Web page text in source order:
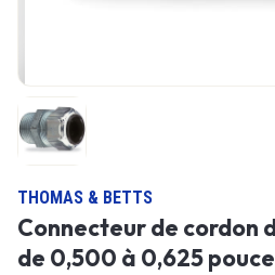
THOMAS & BETTS
Connecteur de cordon de 1 pouce, plage
de 0,500 à 0,625 pouce